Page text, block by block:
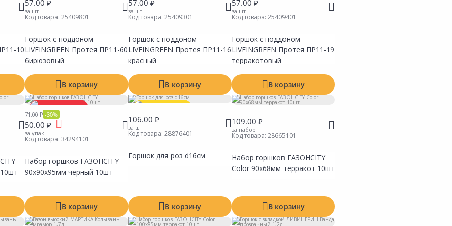
10
57.00 ₽
за шт
Код товара: 25409801
Горшок с поддоном
LIVEINGREEN Протея ПР11-60
бирюзовый
В корзину
57.00 ₽
за шт
Код товара: 25409301
Горшок с поддоном
LIVEINGREEN Протея ПР11-16
красный
В корзину
57.00 ₽
за шт
Код товара: 25409401
Горшок с поддоном
LIVEINGREEN Протея ПР11-19
терракотовый
В корзину
Распродажа!
Выгодная цена
71.00 ₽ -30%
50.00 ₽
за упак
Код товара: 34294101
Набор горшков ГАЗОНCITY
90х90х95мм черный 10шт
В корзину
106.00 ₽
за шт
Код товара: 28876401
Горшок для роз d16см
В корзину
109.00 ₽
за набор
Код товара: 28665101
Набор горшков ГАЗОНCITY
Color 90х68мм терракот 10шт
В корзину